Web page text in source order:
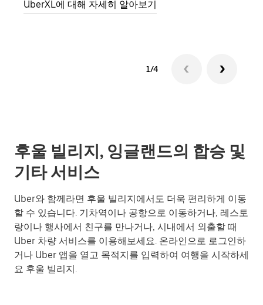
UberXL에 대해 자세히 알아보기
1/4
후울 빌리지, 잉글랜드의 합승 및
기타 서비스
Uber와 함께라면 후울 빌리지에서도 더욱 편리하게 이동
할 수 있습니다. 기차역이나 공항으로 이동하거나, 레스토
랑이나 행사에서 친구를 만나거나, 시내에서 외출할 때
Uber 차량 서비스를 이용해보세요. 온라인으로 로그인하
거나 Uber 앱을 열고 목적지를 입력하여 여행을 시작하세
요 후울 빌리지.